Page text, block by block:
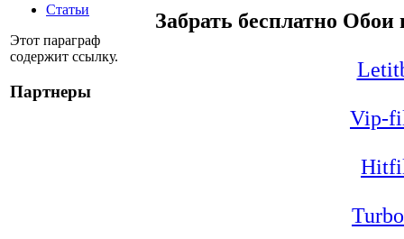
Статьи
Этот параграф
содержит ссылку.
Партнеры
Забрать бесплатно Обои
Vip-